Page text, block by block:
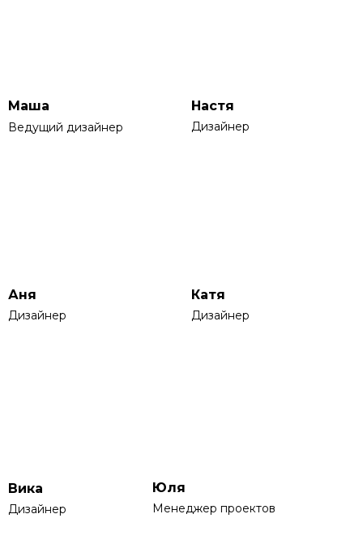
Аня
Дизайнер
Катя
Дизайнер
Вика
Дизайнер
Настя
Дизайнер
Маша
Ведущий дизайнер
Юля
Менеджер проектов